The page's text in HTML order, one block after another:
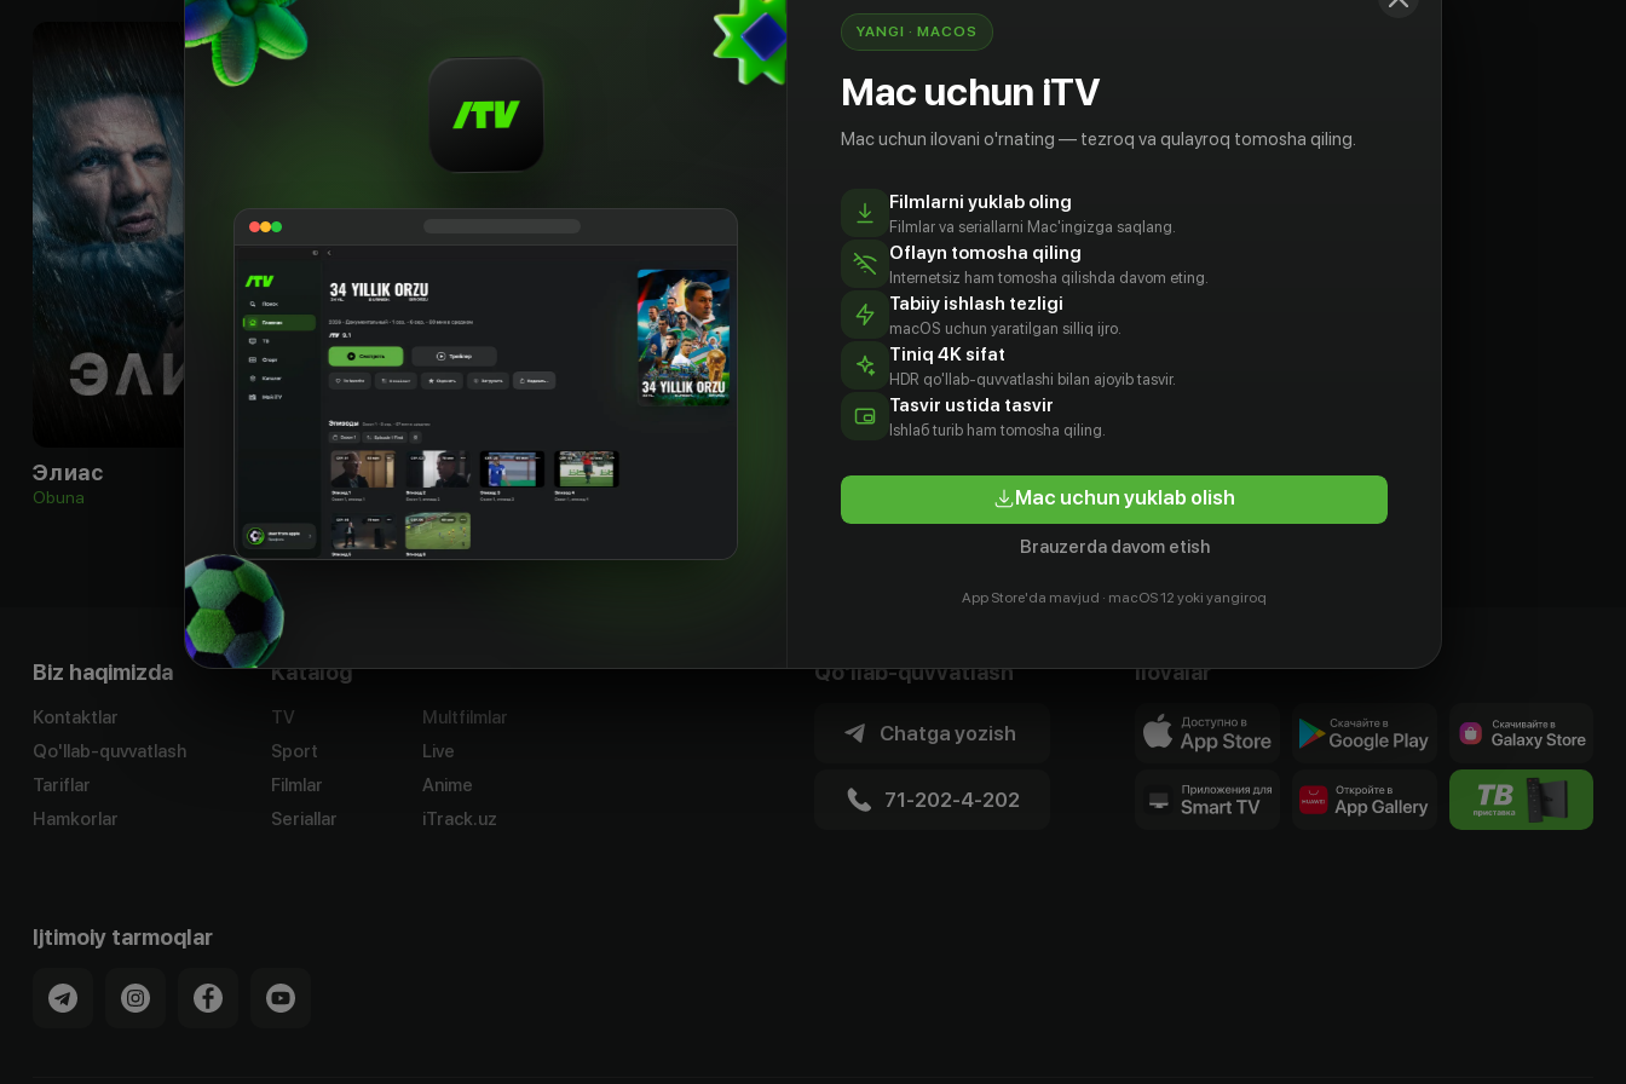
Элиас
Obuna
Biz haqimizda
Kontaktlar
Qo'llab-quvvatlash
Tariflar
Hamkorlar
Katalog
TV
Sport
Filmlar
Seriallar
Multfilmlar
Live
Anime
iTrack.uz
Qo'llab-quvvatlash
Chatga yozish
71-202-4-202
Ilovalar
Ijtimoiy tarmoqlar
YANGI · MACOS
Mac uchun iTV
Mac uchun ilovani o'rnating — tezroq va qulayroq tomosha qiling.
Filmlarni yuklab oling
Filmlar va seriallarni Mac'ingizga saqlang.
Oflayn tomosha qiling
Internetsiz ham tomosha qilishda davom eting.
Tabiiy ishlash tezligi
macOS uchun yaratilgan silliq ijro.
Tiniq 4K sifat
HDR qo'llab-quvvatlashi bilan ajoyib tasvir.
Tasvir ustida tasvir
Ishlаб turib ham tomosha qiling.
Mac uchun yuklab olish
Brauzerda davom etish
App Store'da mavjud · macOS 12 yoki yangiroq